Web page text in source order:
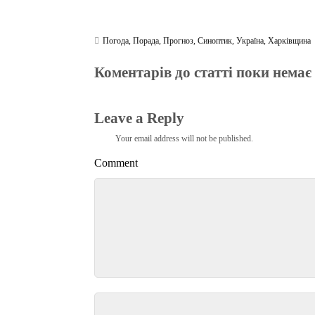
Погода,Порада,Прогноз,Синоптик,Україна,Харківщина
Коментарів до статті поки немає
Leave a Reply
Your email address will not be published.
Comment